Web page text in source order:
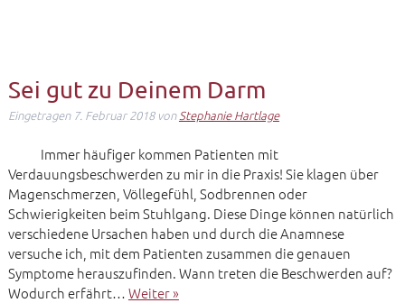
Sei gut zu Deinem Darm
Eingetragen 7. Februar 2018 vonStephanie Hartlage
Immer häufiger kommen Patienten mit
Verdauungsbeschwerden zu mir in die Praxis! Sie klagen über
Magenschmerzen, Völlegefühl, Sodbrennen oder
Schwierigkeiten beim Stuhlgang. Diese Dinge können natürlich
verschiedene Ursachen haben und durch die Anamnese
versuche ich, mit dem Patienten zusammen die genauen
Symptome herauszufinden. Wann treten die Beschwerden auf?
Wodurch erfährt…Weiter »